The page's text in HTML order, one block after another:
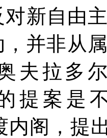
新自由
并非从
夫拉多
提案是
内阁，提